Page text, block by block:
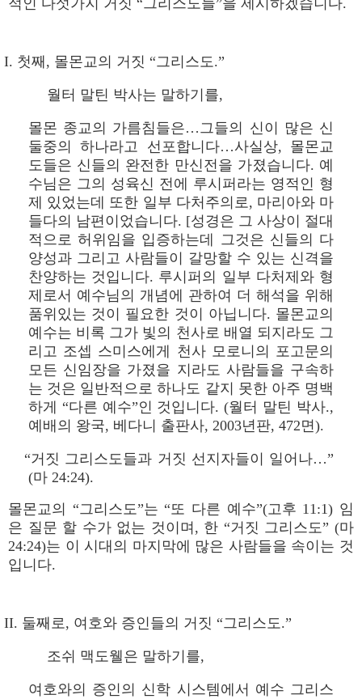
적인 다섯가지 거짓 “그리스도들”을 제시하겠습니다.
I. 첫째, 몰몬교의 거짓 “그리스도.”
월터 말틴 박사는 말하기를,
몰몬 종교의 가름침들은…그들의 신이 많은 신
둘중의 하나라고 선포합니다…사실상, 몰몬교
도들은 신들의 완전한 만신전을 가졌습니다. 예
수님은 그의 성육신 전에 루시퍼라는 영적인 형
제 있었는데 또한 일부 다처주의로, 마리아와 마
들다의 남편이었습니다. [성경은 그 사상이 절대
적으로 허위임을 입증하는데 그것은 신들의 다
양성과 그리고 사람들이 갈망할 수 있는 신격을
찬양하는 것입니다. 루시퍼의 일부 다처제와 형
제로서 예수님의 개념에 관하여 더 해석을 위해
품위있는 것이 필요한 것이 아닙니다. 몰몬교의
예수는 비록 그가 빛의 천사로 배열 되지라도 그
리고 조셉 스미스에게 천사 모로니의 포고문의
모든 신임장을 가졌을 지라도 사람들을 구속하
는 것은 일반적으로 하나도 같지 못한 아주 명백
하게 “다른 예수”인 것입니다. (월터 말틴 박사.,
예배의 왕국, 베다니 출판사, 2003년판, 472면).
“거짓 그리스도들과 거짓 선지자들이 일어나…”
(마 24:24).
몰몬교의 “그리스도”는 “또 다른 예수”(고후 11:1) 임
은 질문 할 수가 없는 것이며, 한 “거짓 그리스도” (마
24:24)는 이 시대의 마지막에 많은 사람들을 속이는 것
입니다.
II. 둘째로, 여호와 증인들의 거짓 “그리스도.”
조쉬 맥도웰은 말하기를,
여호와의 증인의 신학 시스템에서 예수 그리스